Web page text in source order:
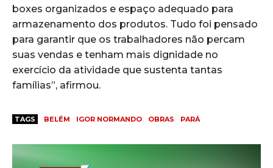
boxes organizados e espaço adequado para
armazenamento dos produtos. Tudo foi pensado
para garantir que os trabalhadores não percam
suas vendas e tenham mais dignidade no
exercício da atividade que sustenta tantas
famílias”, afirmou.
TAGS BELÉM IGOR NORMANDO OBRAS PARÁ